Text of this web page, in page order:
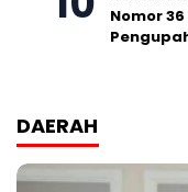
Nomor
DAERAH